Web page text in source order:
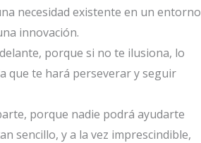
necesidad existente en un entorno
innovación.
porque si no te ilusiona, lo
que te hará perseverar y seguir
porque nadie podrá ayudarte
sencillo, y a la vez imprescindible,